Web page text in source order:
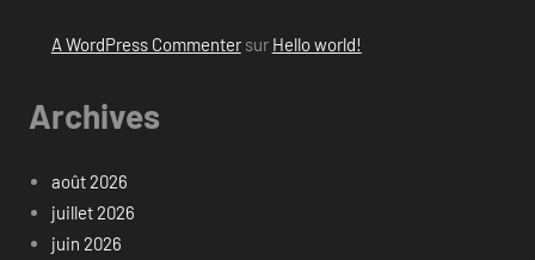
A WordPress Commentersur Hello world!
Archives
août 2026
juillet 2026
juin 2026